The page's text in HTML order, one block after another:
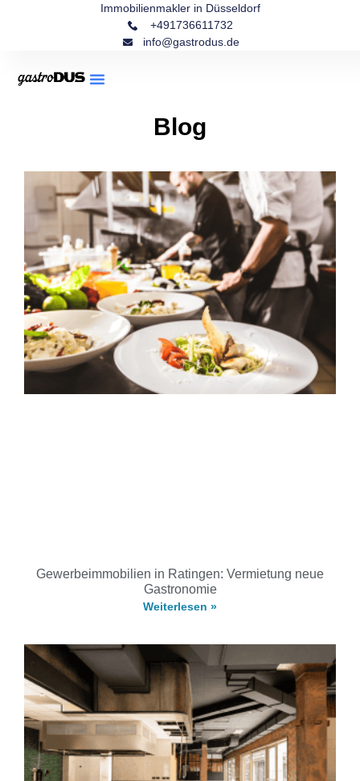
Immobilienmakler in Düsseldorf
info@gastrodus.de
+491736611732
Blog
Gewerbeimmobilien in Ratingen: Vermietung neue
Gastronomie
Weiterlesen »